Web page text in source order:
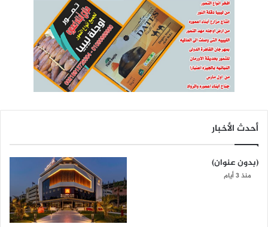
أحدث الأخبار
(بدون عنوان)
منذ 3 أيام